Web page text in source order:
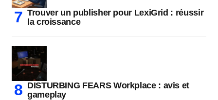
Trouver un publisher pour LexiGrid : réussir
la croissance
DISTURBING FEARS Workplace : avis et
gameplay